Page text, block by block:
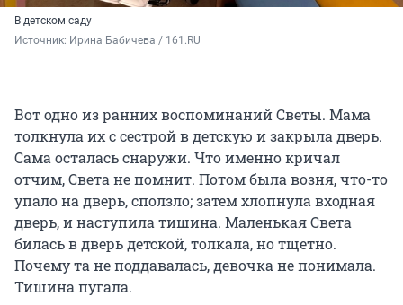
В детском саду
Источник: Ирина Бабичева / 161.RU
Вот одно из ранних воспоминаний Светы. Мама
толкнула их с сестрой в детскую и закрыла дверь.
Сама осталась снаружи. Что именно кричал
отчим, Света не помнит. Потом была возня, что-то
упало на дверь, сползло; затем хлопнула входная
дверь, и наступила тишина. Маленькая Света
билась в дверь детской, толкала, но тщетно.
Почему та не поддавалась, девочка не понимала.
Тишина пугала.